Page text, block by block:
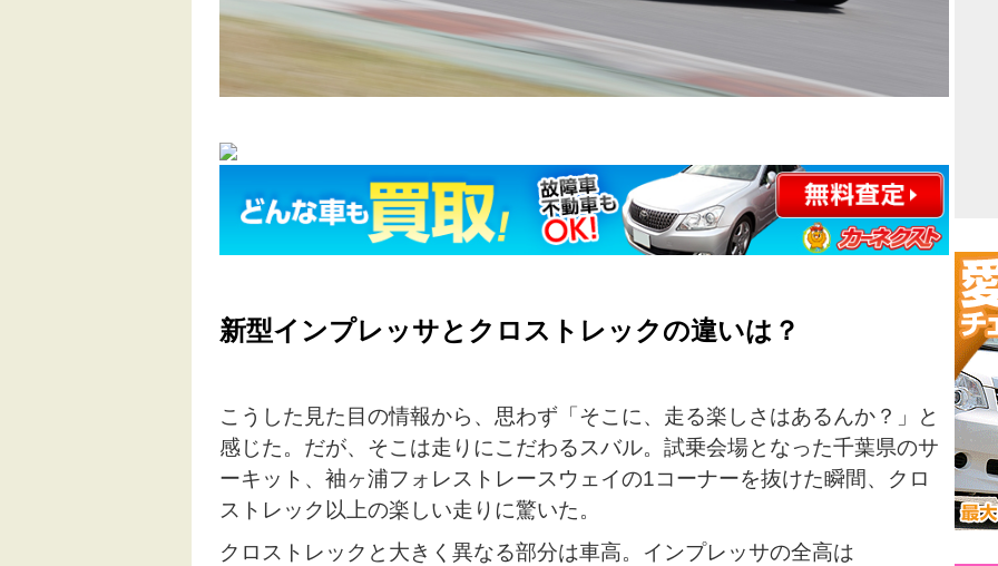
新型インプレッサとクロストレックの違いは？
こうした見た目の情報から、思わず「そこに、走る楽しさはあるんか？」と
感じた。だが、そこは走りにこだわるスバル。試乗会場となった千葉県のサ
ーキット、袖ヶ浦フォレストレースウェイの1コーナーを抜けた瞬間、クロ
ストレック以上の楽しい走りに驚いた。
クロストレックと大きく異なる部分は車高。インプレッサの全高は